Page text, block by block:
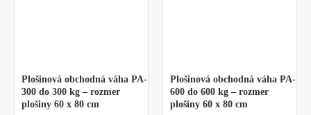
Plošinová obchodná váha PA-
300 do 300 kg – rozmer
plošiny 60 x 80 cm
Plošinová obchodná váha PA-
600 do 600 kg – rozmer
plošiny 60 x 80 cm